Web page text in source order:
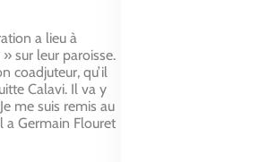
a lieu à
sur leur paroisse.
coadjuteur, qu’il
Calavi. Il va y
me suis remis au
a Germain Flouret